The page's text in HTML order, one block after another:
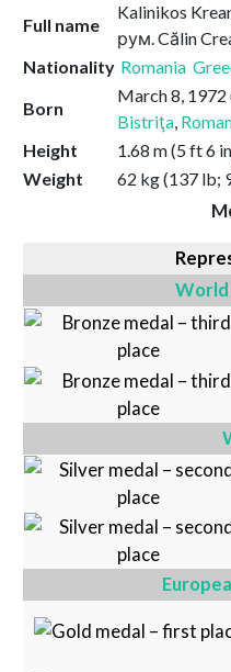
Full name
Kalinikos
рум. Călin
Nationality Romania
Born
March 8, 1972
Bistriţa,
Height
1.68 m (5 ft 6
Weight 62 kg (137 lb;
World